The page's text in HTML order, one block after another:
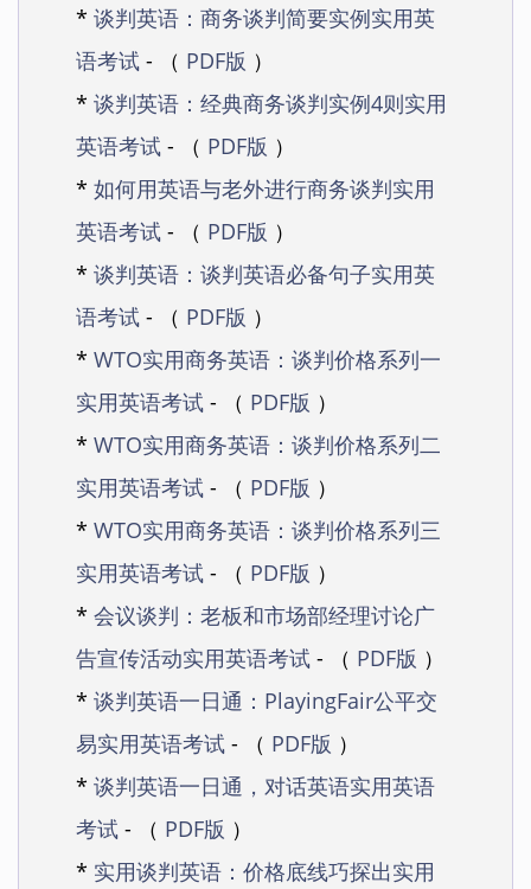
* 谈判英语：商务谈判简要实例实用英
语考试 - （ PDF版 ）
* 谈判英语：经典商务谈判实例4则实用
英语考试 - （ PDF版 ）
* 如何用英语与老外进行商务谈判实用
英语考试 - （ PDF版 ）
* 谈判英语：谈判英语必备句子实用英
语考试 - （ PDF版 ）
* WTO实用商务英语：谈判价格系列一
实用英语考试 - （ PDF版 ）
* WTO实用商务英语：谈判价格系列二
实用英语考试 - （ PDF版 ）
* WTO实用商务英语：谈判价格系列三
实用英语考试 - （ PDF版 ）
* 会议谈判：老板和市场部经理讨论广
告宣传活动实用英语考试 - （ PDF版 ）
* 谈判英语一日通：PlayingFair公平交
易实用英语考试 - （ PDF版 ）
* 谈判英语一日通，对话英语实用英语
考试 - （ PDF版 ）
* 实用谈判英语：价格底线巧探出实用